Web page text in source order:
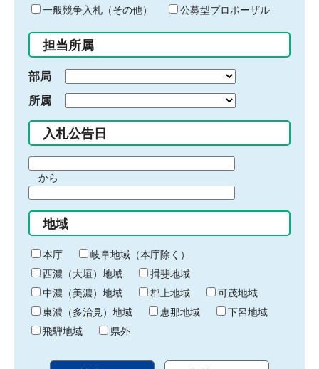
ド
入
力
一般競争入札（その他）
公募型プロポーザル
担当所属
部局
所属
入札公告日
間
始
り
から
間
終
わ
り
地域
本庁
岐阜地域（本庁除く）
西濃（大垣）地域
揖斐地域
中濃（美濃）地域
郡上地域
可茂地域
東濃（多治見）地域
恵那地域
下呂地域
飛騨地域
県外